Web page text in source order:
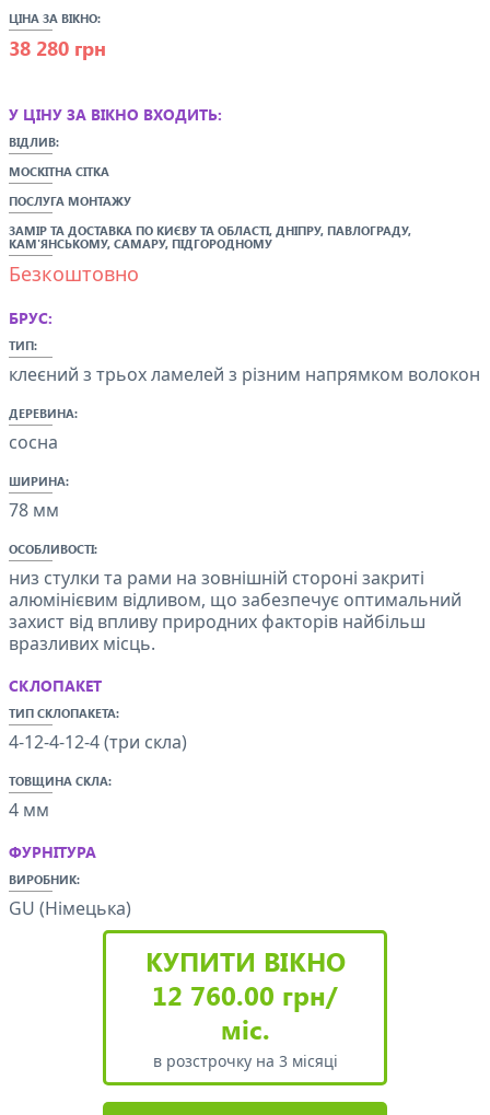
ЦІНА ЗА ВІКНО:
38 280 грн
У ЦІНУ ЗА ВІКНО ВХОДИТЬ:
ВІДЛИВ:
МОСКІТНА СІТКА
ПОСЛУГА МОНТАЖУ
ЗАМІР ТА ДОСТАВКА ПО КИЄВУ ТА ОБЛАСТІ, ДНІПРУ, ПАВЛОГРАДУ,
КАМ'ЯНСЬКОМУ, САМАРУ, ПІДГОРОДНОМУ
Безкоштовно
БРУС:
ТИП:
клеєний з трьох ламелей з різним напрямком волокон
ДЕРЕВИНА:
сосна
ШИРИНА:
78 мм
ОСОБЛИВОСТІ:
низ стулки та рами на зовнішній стороні закриті
алюмінієвим відливом, що забезпечує оптимальний
захист від впливу природних факторів найбільш
вразливих місць.
СКЛОПАКЕТ
ТИП СКЛОПАКЕТА:
4-12-4-12-4 (три скла)
ТОВЩИНА СКЛА:
4 мм
ФУРНІТУРА
ВИРОБНИК:
GU (Німецька)
КУПИТИ ВІКНО
12 760.00 грн/
міс.
в розстрочку на 3 місяці